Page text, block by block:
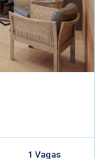
1 Vagas